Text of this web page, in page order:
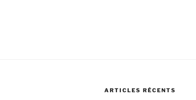
ARTICLES RÉCENTS